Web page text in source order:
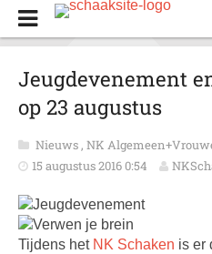
Jeugdevenement
op 23 augustus
Nieuws, NK
15 augustus 2016 0:54
Tijdens het NK Schaken is er